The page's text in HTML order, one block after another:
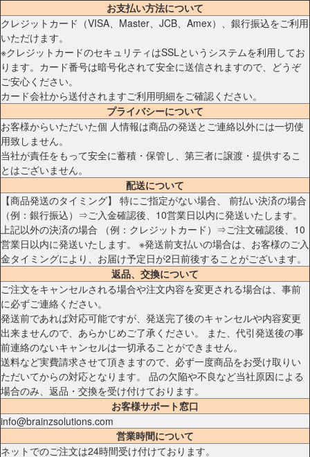
お支払い方法について
クレジットカード（VISA、Master、JCB、Amex）、銀行振込をご利用
いただけます。
※クレジットカードのセキュリティはSSLというシステムを利用してお
ります。カード番号は暗号化されて安全に送信されますので、どうぞ
ご安心ください。
カード会社から送付されますご利用明細をご確認ください。
プライバシーについて
お客様からいただいた個 人情報は商品の発送とご連絡以外には一切使
用致しません。
当社が責任をもって安全に蓄積・保管し、第三者に譲渡・提供するこ
とはございません。
配送について
【商品発送のタイミング】 特にご指定がない場合、 前払い決済の場合
（例：銀行振込）⇒ご入金確認後、10営業日以内に発送いたします。
上記以外の決済の場合 （例：クレジットカード）⇒ご注文確認後、10
営業日以内に発送いたします。 ※発送前支払いの場合は、お客様のご入
金タイミングにより、お届け予定日が2日前後することがございます。
返品、交換について
ご注文をキャンセルされる場合や注文内容を変更される場合は、事前
に必ずご連絡ください。
発送前であれば対応可能ですが、発送完了後のキャンセルや内容変更
出来ませんので、あらかじめご了承ください。 また、代引発送後の事
前連絡のないキャンセルは一切承ることができません。
送料など実費請求させて頂きますので、必ず一度商品をお受け取りい
ただいてからの対応となります。 品の欠陥や不良など当社原因による
場合のみ、返品・交換を受け付けております。
お客様サポート窓口
info@brainzsolutions.com
営業時間について
ネットでのご注文は24時間受け付けております。